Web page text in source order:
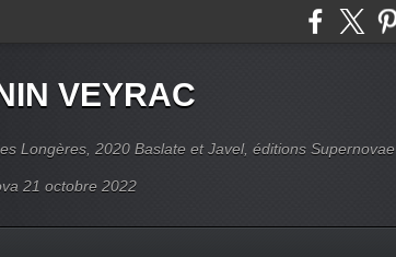
VEYRAC
Longères, 2020 Baslate et Javel, éditions Supernovae
21 octobre 2022